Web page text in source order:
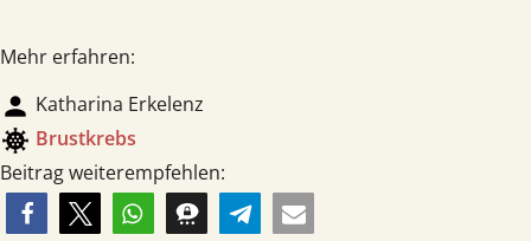
Mehr erfahren:
person Katharina Erkelenz
coronavirus Brust­krebs
Beitrag weiterempfehlen: